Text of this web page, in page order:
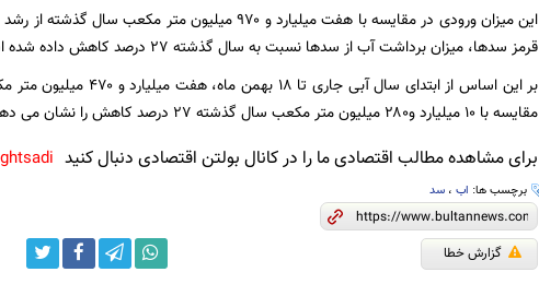
این میزان ورودی در مقایسه با هفت میلیارد و ۹۷۰
قرمز سدها، میزان برداشت آب از سدها نسبت به سال گذشته ۲۷ درصد کاهش داده شده است.
بر این اساس از ابتدای
مقایسه با ۱۰ میلیارد و۲۸۰ میلیون متر مکعب سال گذشته ۲۷ درصد کاهش را نشان می دهد.
برای مشاهده مطالب اقتصادی ما را در کانال بولتن اقتصادی دنبال کنید
برچسب ها: اب، سد
گزارش خطا